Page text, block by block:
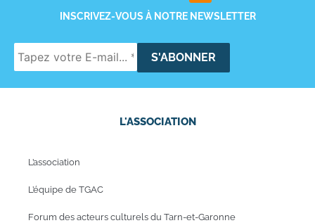
INSCRIVEZ-VOUS À NOTRE NEWSLETTER
L'ASSOCIATION
L’association
L’équipe de TGAC
Forum des acteurs culturels du Tarn-et-Garonne